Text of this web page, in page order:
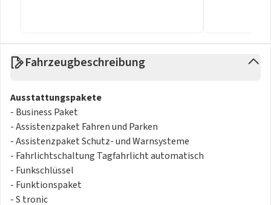
Fahrzeugbeschreibung
Ausstattungspakete
- Business Paket
- Assistenzpaket Fahren und Parken
- Assistenzpaket Schutz- und Warnsysteme
- Fahrlichtschaltung Tagfahrlicht automatisch
- Funkschlüssel
- Funktionspaket
- S tronic